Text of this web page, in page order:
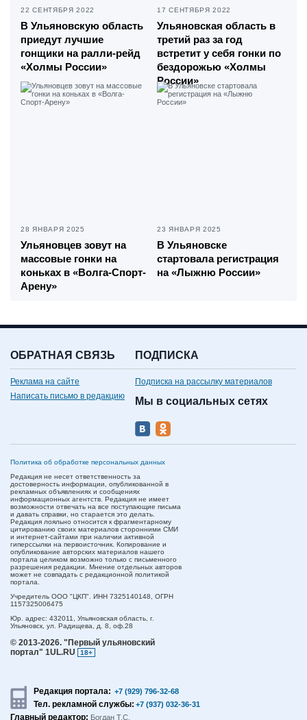
22 СЕНТЯБРЯ 2022
В Ульяновскую область
приедут лучшие
гонщики на ралли-рейд
«Холмы России»
17 СЕНТЯБРЯ 2022
Ульяновская область в
третий раз за год
встретит у себя гонки по
бездорожью «Холмы
России»
28 ЯНВАРЯ 2025
Ульяновцев зовут на
массовые гонки на
коньках в «Волга-Спорт-
Арену»
23 ЯНВАРЯ 2025
В Ульяновске
стартовала регистрация
на «Лыжню России»
ОБРАТНАЯ СВЯЗЬ
Реклама на сайте
Написать письмо в редакцию
ПОДПИСКА
Подписка на рассылку материалов
Мы в социальных сетях
Политика об обработке персональных данных
Редакция не несет ответственность за
достоверность информации, опубликованной в
рекламных объявлениях и сообщениях
информационных агентств. Редакция не имеет
возможности отвечать на все поступающие письма
и давать справки, но старается это делать.
Редакция лояльно относится к фрагментарному
цитированию своих материалов сторонними СМИ
и интернет-сайтами при наличии активной
гиперссылки на первоисточник. Копирование и
опубликование авторских материалов нашего
портала целиком возможно только с письменного
разрешения редакции. Мнение отдельных авторов
может не совпадать с редакционной политикой
портала.
Учредитель ООО "ЦКП". ИНН 7325140148, ОГРН
1157325006475
Юр. адрес: 432011, Ульяновская область, г.
Ульяновск, ул. Радищева, д. 8, оф.28
© 2013-2026. "Первый ульяновский
портал" 1UL.RU
18+
Редакция портала: +7 (929) 796-32-68
Тел. рекламной службы: +7 (937) 032-36-31
Главный редактор: Богдан Т.С.